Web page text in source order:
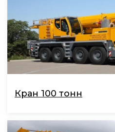
Кран 100 тонн